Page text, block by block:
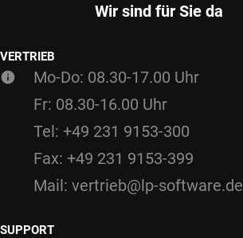
Wir sind für Sie da
VERTRIEB
Mo-Do: 08.30-17.00 Uhr
Fr: 08.30-16.00 Uhr
Tel: +49 231 9153-300
Fax: +49 231 9153-399
Mail: vertrieb@lp-software.de
SUPPORT